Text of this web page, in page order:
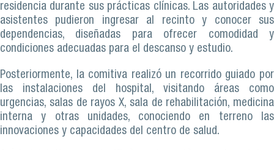
residencia durante sus prácticas clínicas. Las autoridades y
asistentes pudieron ingresar al recinto y conocer sus
dependencias, diseñadas para ofrecer comodidad y
condiciones adecuadas para el descanso y estudio.
Posteriormente, la comitiva realizó un recorrido guiado por
las instalaciones del hospital, visitando áreas como
urgencias, salas de rayos X, sala de rehabilitación, medicina
interna y otras unidades, conociendo en terreno las
innovaciones y capacidades del centro de salud.